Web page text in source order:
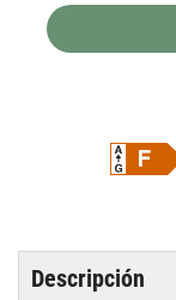
Descripción